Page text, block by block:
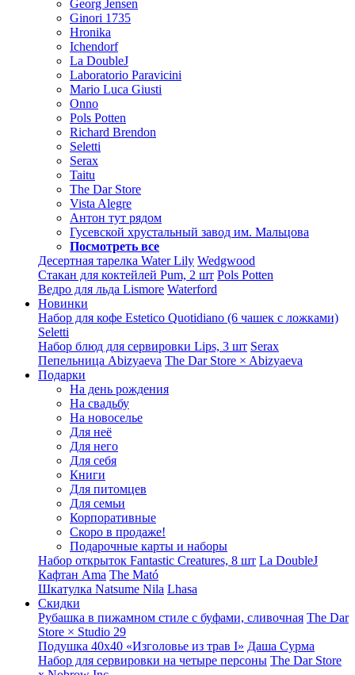
Georg Jensen
Ginori 1735
Hronika
Ichendorf
La DoubleJ
Laboratorio Paravicini
Mario Luca Giusti
Onno
Pols Potten
Richard Brendon
Seletti
Serax
Taitu
The Dar Store
Vista Alegre
Антон тут рядом
Гусевской хрустальный завод им. Мальцова
Посмотреть все
Десертная тарелка Water Lily Wedgwood
Стакан для коктейлей Pum, 2 шт Pols Potten
Ведро для льда Lismore Waterford
Новинки
Набор для кофе Estetico Quotidiano (6 чашек с ложками)
Seletti
Набор блюд для сервировки Lips, 3 шт Serax
Пепельница Abizyaeva The Dar Store × Abizyaeva
Подарки
На день рождения
На свадьбу
На новоселье
Для неё
Для него
Для себя
Книги
Для питомцев
Для семьи
Корпоративные
Скоро в продаже!
Подарочные карты и наборы
Набор открыток Fantastic Creatures, 8 шт La DoubleJ
Кафтан Ama The Mató
Шкатулка Natsume Nila Lhasa
Скидки
Рубашка в пижамном стиле с буфами, сливочная The Dar
Store × Studio 29
Подушка 40x40 «Изголовье из трав I» Даша Сурма
Набор для сервировки на четыре персоны The Dar Store